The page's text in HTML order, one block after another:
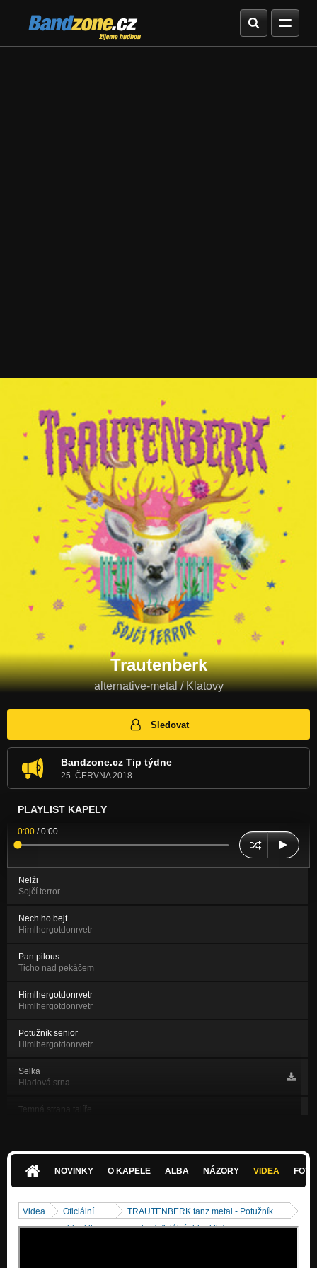
Bandzone.cz
žijeme hudbou
Trautenberk
alternative-metal / Klatovy
Sledovat
Bandzone.cz Tip týdne
25. ČERVNA 2018
PLAYLIST KAPELY
0:00 /0:00
Nelži
Sojčí terror
Nech ho bejt
Himlhergotdonrvetr
Pan pilous
Ticho nad pekáčem
Himlhergotdonrvetr
Himlhergotdonrvetr
Potužník senior
Himlhergotdonrvetr
Selka
Hladová srna
Temná strana talíře
Pán udíren (+ Prasopes + Radek Škarohlíd)
Kejklíř
NOVINKY O KAPELE ALBA NÁZORY VIDEA
Videa
Oficiální
videoklipy
TRAUTENBERK tanz metal - Potužník
senior (oficiální videoklip)